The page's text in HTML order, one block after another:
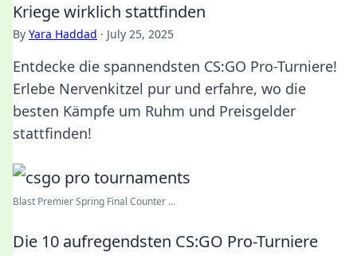
Kriege wirklich stattfinden
By Yara Haddad · July 25, 2025
Entdecke die spannendsten CS:GO Pro-Turniere!
Erlebe Nervenkitzel pur und erfahre, wo die
besten Kämpfe um Ruhm und Preisgelder
stattfinden!
Blast Premier Spring Final Counter ...
Die 10 aufregendsten CS:GO Pro-Turniere